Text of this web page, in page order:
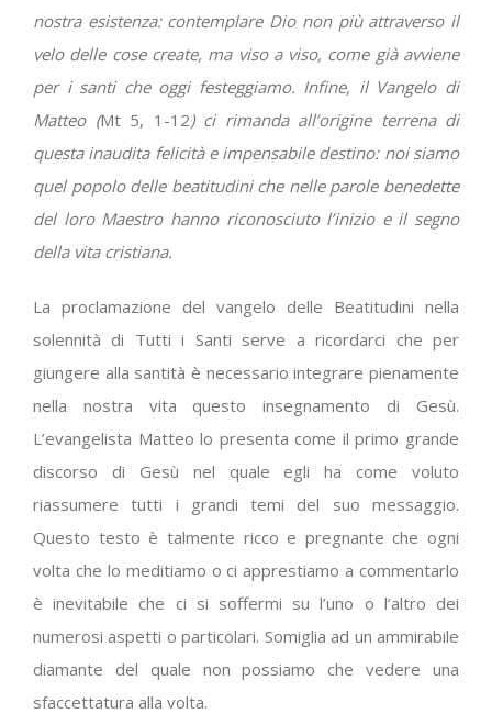
nostra esistenza: contemplare Dio non più attraverso il
velo delle cose create, ma viso a viso, come già avviene
per i santi che oggi festeggiamo. Infine, il Vangelo di
Matteo (Mt 5, 1-12) ci rimanda all’origine terrena di
questa inaudita felicità e impensabile destino: noi siamo
quel popolo delle beatitudini che nelle parole benedette
del loro Maestro hanno riconosciuto l’inizio e il segno
della vita cristiana.
La proclamazione del vangelo delle Beatitudini nella
solennità di Tutti i Santi serve a ricordarci che per
giungere alla santità è necessario integrare pienamente
nella nostra vita questo insegnamento di Gesù.
L’evangelista Matteo lo presenta come il primo grande
discorso di Gesù nel quale egli ha come voluto
riassumere tutti i grandi temi del suo messaggio.
Questo testo è talmente ricco e pregnante che ogni
volta che lo meditiamo o ci apprestiamo a commentarlo
è inevitabile che ci si soffermi su l’uno o l’altro dei
numerosi aspetti o particolari. Somiglia ad un ammirabile
diamante del quale non possiamo che vedere una
sfaccettatura alla volta.